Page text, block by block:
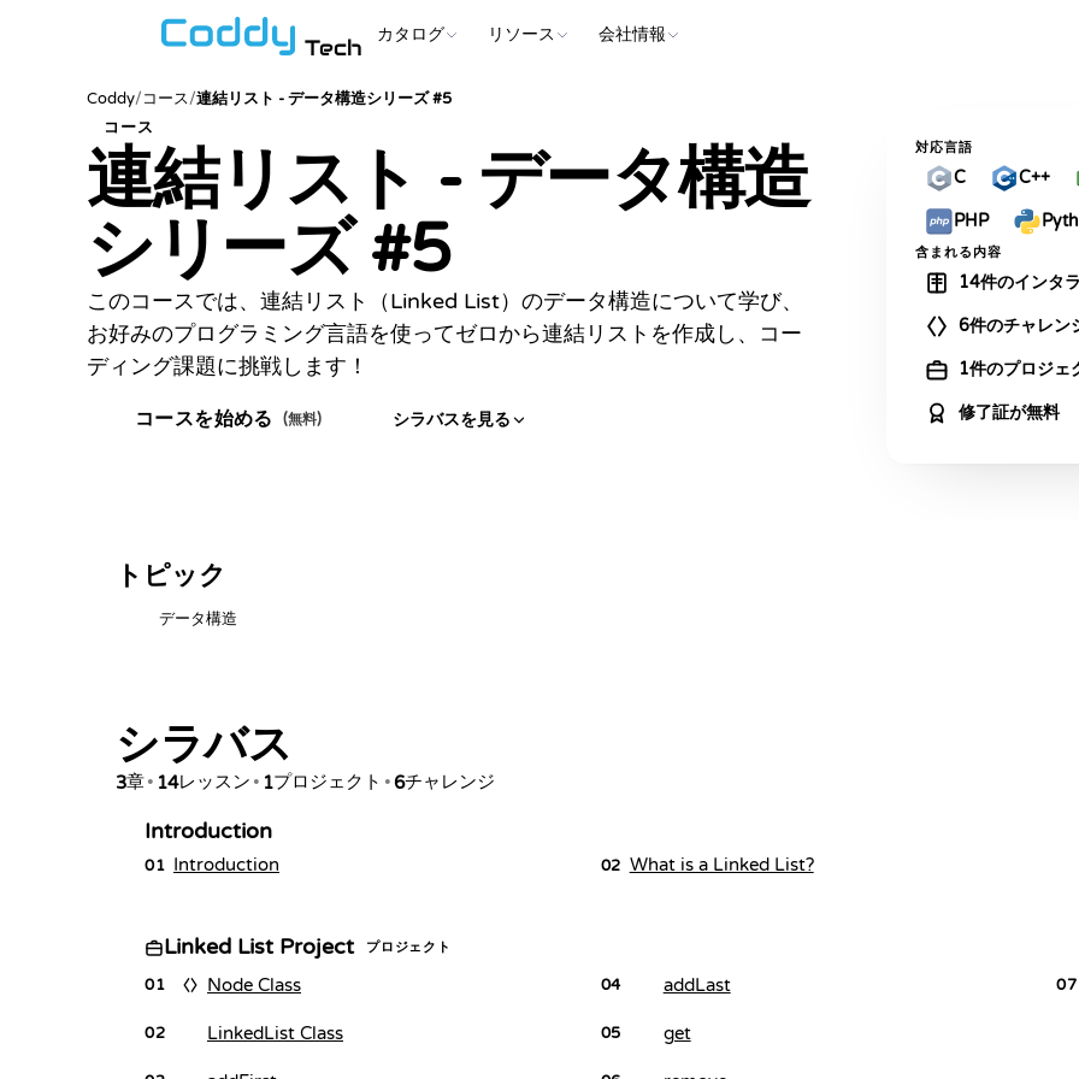
Tech カタログ リソース 会社情報
Coddy/コース/連結リスト - データ構造シリーズ #5
コース
連結リスト - データ構造
シリーズ #5
このコースでは、連結リスト（Linked List）のデータ構造について学び、
お好みのプログラミング言語を使ってゼロから連結リストを作成し、コー
ディング課題に挑戦します！
コースを始める (無料) シラバスを見る
対応言語
C C++
PHP
含まれる内容
14件のインタ
6件のチャレン
1件のプロジェ
修了証が無料
トピック
データ構造
シラバス
3章• 14レッスン • 1プロジェクト • 6チャレンジ
Introduction
01 Introduction 02 What is a Linked List?
Linked List Project プロジェクト
01
Node Class
02 LinkedList Class
04 addLast
05 get
07